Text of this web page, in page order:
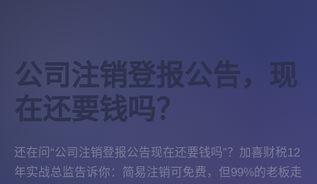
公司注销登报公告，现
在还要钱吗？
还在问“公司注销登报公告现在还要钱吗”？加喜财税12
年实战总监告诉你：简易注销可免费，但99%的老板走